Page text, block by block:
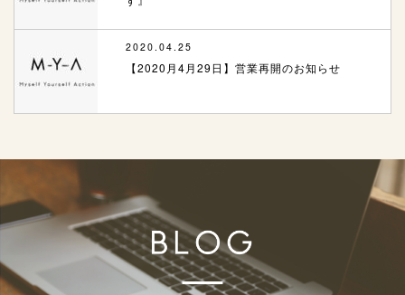
2020.04.25
【2020月4月29日】営業再開のお知らせ